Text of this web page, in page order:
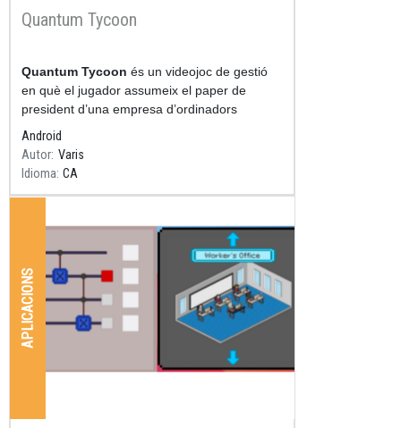
Quantum Tycoon
Resum
Quantum Tycoon és un videojoc de gestió
en què el jugador assumeix el paper de
president d’una empresa d’ordinadors
quàntics i ha de fer créixer el seu negoci dins
el mercat de la
Android
Autor Varis
Idioma CA
APLICACIONS